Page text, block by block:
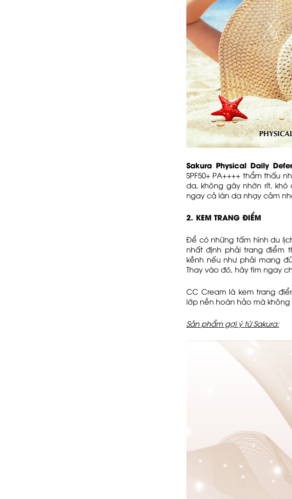
Sakura Physical Daily
SPF50+ PA++++ thẩm thấu
da, không gây nhờn rít,
ngay cả làn da nhạy cảm
2. KEM TRANG ĐIỂM
Để có những tấm hình du
nhất định phải trang điểm
kềnh nếu như phải mang
Thay vào đó, hãy tìm ngay
CC Cream là kem trang
lớp nền hoàn hảo mà
Sản phẩm gợi ý từ Sakura: